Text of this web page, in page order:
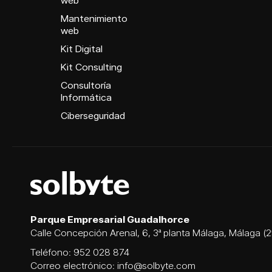
Mantenimiento
web
Kit Digital
Kit Consulting
Consultoría
Informática
Ciberseguridad
Parque Empresarial Guadalhorce
Calle Concepción Arenal, 6, 3ª planta Málaga, Málaga
Teléfono: 952 028 874
Correo electrónico: info@solbyte.com